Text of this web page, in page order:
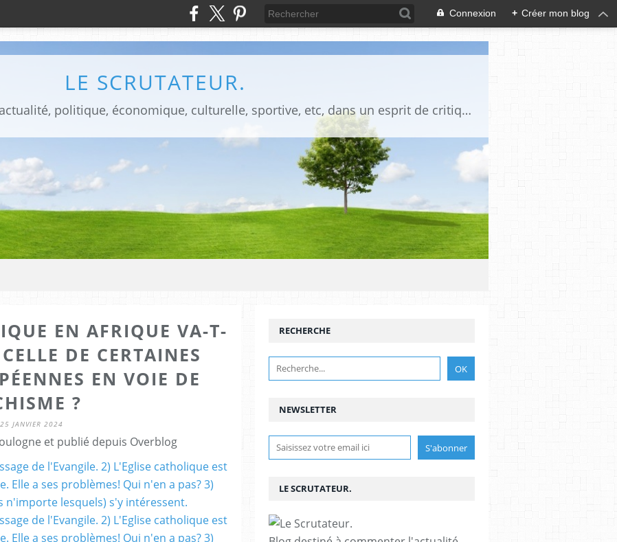
Connexion + Créer mon blog
LE SCRUTATEUR.
Blog destiné à commenter l'actualité, politique, économique, culturelle, sportive, etc, dans un esprit de critique philosophique, d'esprit chrétien et français.La collaboration des lecteurs est souhaitée, de même que la courtoisie, et l'esprit de tolérance.
EN AFRIQUE VA-T-
DE CERTAINES
EN VOIE DE
?
25 JANVIER 2024
et publié depuis Overblog
NEWSLETTER
RECHERCHE
LE SCRUTATEUR.